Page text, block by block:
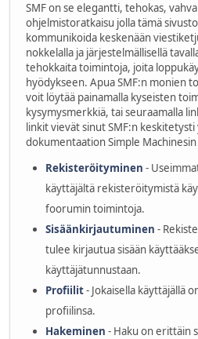
SMF on se elegantti, tehokas,
ohjelmistoratkaisu jolla tämä
kommunikoida keskenään
nokkelalla ja järjestelmällisellä
tehokkaita toimintoja, joita
hyödykseen. Apua SMF:n monien
voit löytää painamalla kyseisten
kysymysmerkkiä, tai seuraamalla
linkit vievät sinut SMF:n
dokumentaation Simple
Rekisteröityminen -
käyttäjältä rekisteröitymistä
foorumin toimintoja.
Sisäänkirjautuminen -
tulee kirjautua sisään
käyttäjätunnustaan.
Profiilit- Jokaisella käyttäjällä
profiilinsa.
Hakeminen - Haku on erittäin